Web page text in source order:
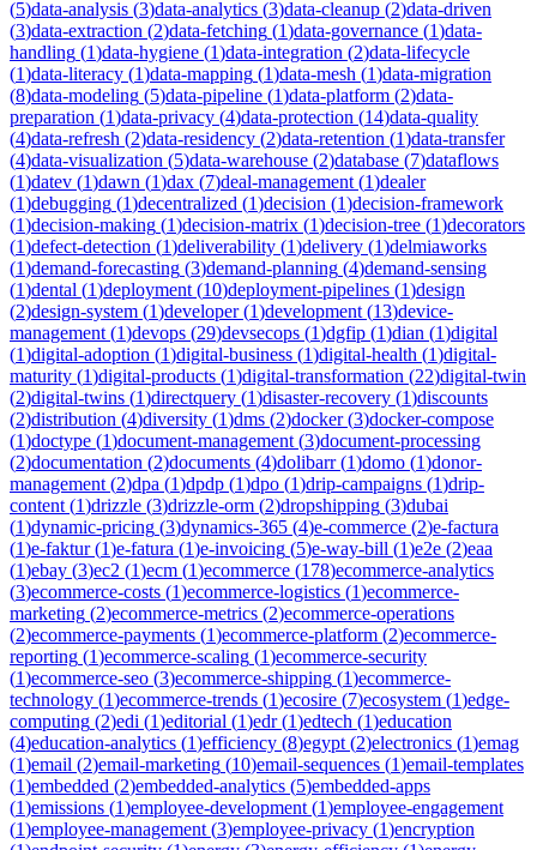
(5)data-analysis (3)data-analytics (3)data-cleanup (2)data-driven
(3)data-extraction (2)data-fetching (1)data-governance (1)data-
handling (1)data-hygiene (1)data-integration (2)data-lifecycle
(1)data-literacy (1)data-mapping (1)data-mesh (1)data-migration
(8)data-modeling (5)data-pipeline (1)data-platform (2)data-
preparation (1)data-privacy (4)data-protection (14)data-quality
(4)data-refresh (2)data-residency (2)data-retention (1)data-transfer
(4)data-visualization (5)data-warehouse (2)database (7)dataflows
(1)datev (1)dawn (1)dax (7)deal-management (1)dealer
(1)debugging (1)decentralized (1)decision (1)decision-framework
(1)decision-making (1)decision-matrix (1)decision-tree (1)decorators
(1)defect-detection (1)deliverability (1)delivery (1)delmiaworks
(1)demand-forecasting (3)demand-planning (4)demand-sensing
(1)dental (1)deployment (10)deployment-pipelines (1)design
(2)design-system (1)developer(1)development (13)device-
management (1)devops (29)devsecops (1)dgfip (1)dian (1)digital
(1)digital-adoption (1)digital-business (1)digital-health (1)digital-
maturity (1)digital-products (1)digital-transformation (22)digital-twin
(2)digital-twins (1)directquery (1)disaster-recovery (1)discounts
(2)distribution (4)diversity (1)dms (2)docker(3)docker-compose
(1)doctype (1)document-management (3)document-processing
(2)documentation (2)documents (4)dolibarr(1)domo (1)donor-
management (2)dpa (1)dpdp (1)dpo (1)drip-campaigns (1)drip-
content (1)drizzle (3)drizzle-orm (2)dropshipping (3)dubai
(1)dynamic-pricing (3)dynamics-365 (4)e-commerce (2)e-factura
(1)e-faktur(1)e-fatura (1)e-invoicing (5)e-way-bill (1)e2e (2)eaa
(1)ebay (3)ec2 (1)ecm (1)ecommerce (178)ecommerce-analytics
(3)ecommerce-costs (1)ecommerce-logistics (1)ecommerce-
marketing (2)ecommerce-metrics (2)ecommerce-operations
(2)ecommerce-payments (1)ecommerce-platform (2)ecommerce-
reporting (1)ecommerce-scaling (1)ecommerce-security
(1)ecommerce-seo (3)ecommerce-shipping (1)ecommerce-
technology (1)ecommerce-trends (1)ecosire (7)ecosystem (1)edge-
computing (2)edi (1)editorial (1)edr(1)edtech (1)education
(4)education-analytics (1)efficiency (8)egypt (2)electronics (1)emag
(1)email (2)email-marketing (10)email-sequences (1)email-templates
(1)embedded (2)embedded-analytics (5)embedded-apps
(1)emissions (1)employee-development (1)employee-engagement
(1)employee-management (3)employee-privacy (1)encryption